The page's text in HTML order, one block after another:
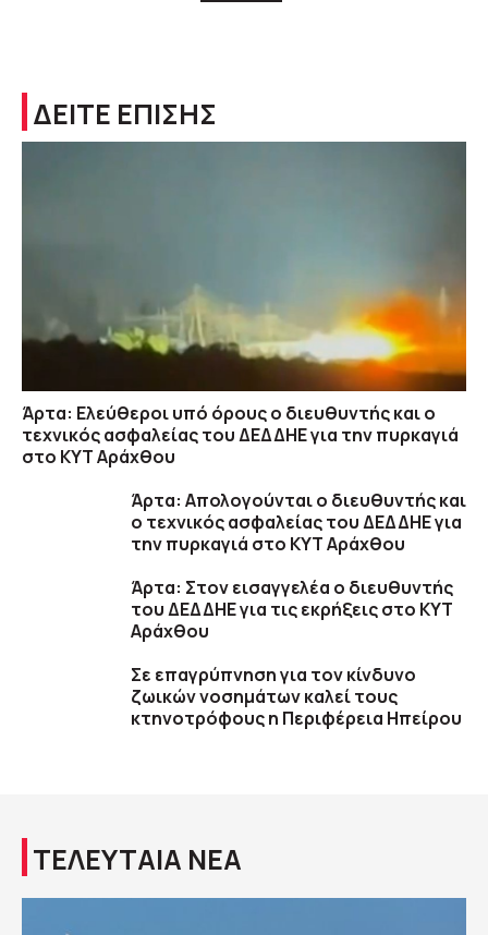
ΔΕΙΤΕ ΕΠΙΣΗΣ
Άρτα: Ελεύθεροι υπό όρους ο διευθυντής και ο
τεχνικός ασφαλείας του ΔΕΔΔΗΕ για την πυρκαγιά
στο ΚΥΤ Αράχθου
Άρτα: Απολογούνται ο διευθυντής και
ο τεχνικός ασφαλείας του ΔΕΔΔΗΕ για
την πυρκαγιά στο ΚΥΤ Αράχθου
Άρτα: Στον εισαγγελέα ο διευθυντής
του ΔΕΔΔΗΕ για τις εκρήξεις στο ΚΥΤ
Αράχθου
Σε επαγρύπνηση για τον κίνδυνο
ζωικών νοσημάτων καλεί τους
κτηνοτρόφους η Περιφέρεια Ηπείρου
ΤΕΛΕΥΤΑΙΑ ΝΕΑ